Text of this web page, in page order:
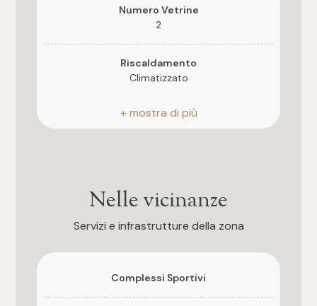
Numero Vetrine
2
Riscaldamento
Climatizzato
Posizione
Centrale
Nelle vicinanze
Servizi e infrastrutture della zona
Complessi Sportivi
4